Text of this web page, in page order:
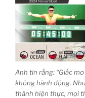
Anh tin rằng: “Giấc
không hành động.
thành hiện thực, mọi